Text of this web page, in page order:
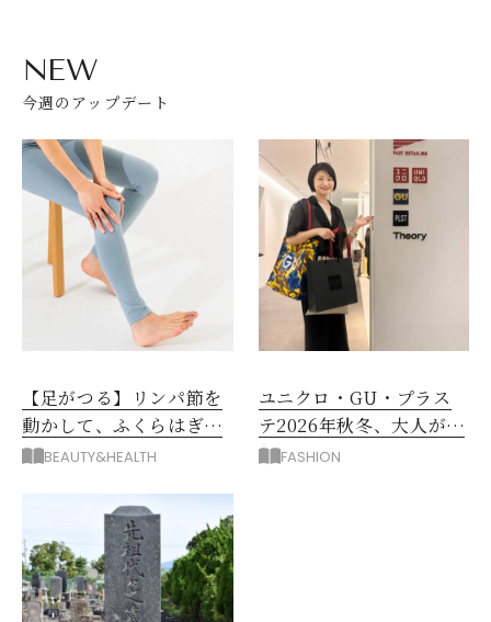
NEW
今週のアップデート
【足がつる】リンパ節を
動かして、ふくらはぎの
むくみ、こむら返りを解
BEAUTY&HEALTH
ユニクロ・GU・プラス
テ2026年秋冬、大人が着
たい新作服は？
FASHION